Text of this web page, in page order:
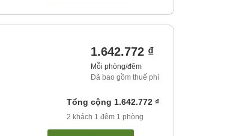
1.642.772 ₫
Mỗi phòng/đêm
Đã bao gồm thuế phí
Tổng cộng 1.642.772 ₫
2 khách 1 đêm 1 phòng